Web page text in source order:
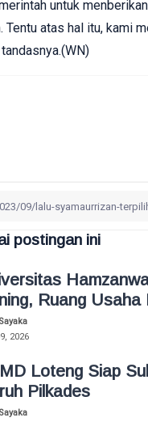
untuk
Tentu atas hal itu, kami
postingan ini
Ruang
2026
Loteng Siap
Pilkades